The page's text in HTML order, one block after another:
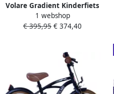
Volare Gradient Kinderfiets
– Jongens – 26 inch – Zwart
Oranje – 7 speed – Prime
1 webshop
€ 395,95 € 374,40